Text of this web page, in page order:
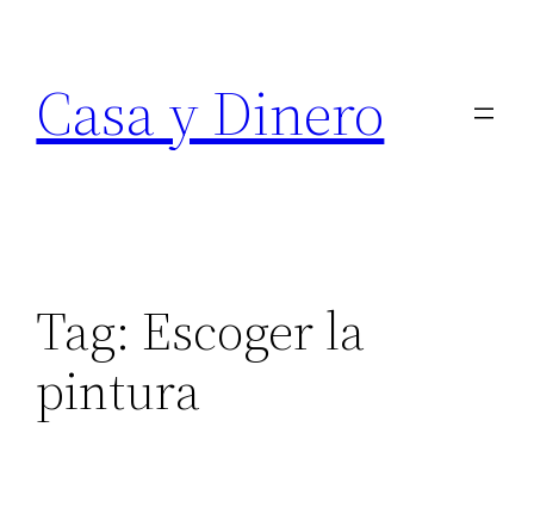
content
Casa y Dinero
Tag: Escoger la
pintura